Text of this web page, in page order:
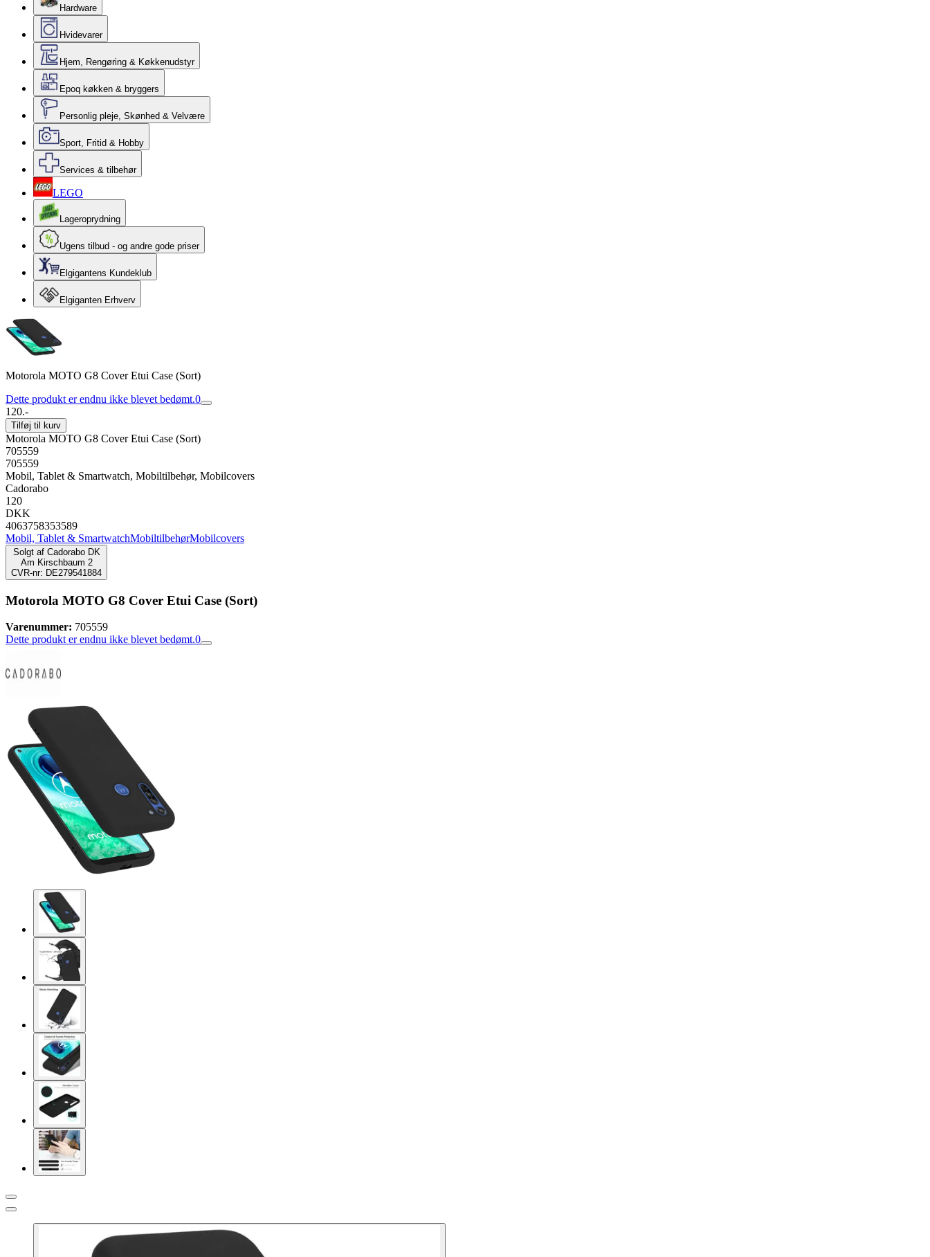
Hardware
Hvidevarer
Hjem, Rengøring & Køkkenudstyr
Epoq køkken & bryggers
Personlig pleje, Skønhed & Velvære
Sport, Fritid & Hobby
Services & tilbehør
LEGO
Lageroprydning
Ugens tilbud - og andre gode priser
Elgigantens Kundeklub
Elgiganten Erhverv
Motorola MOTO G8 Cover Etui Case (Sort)
Dette produkt er endnu ikke blevet bedømt.0
120.-
Tilføj til kurv
Motorola MOTO G8 Cover Etui Case (Sort)
705559
705559
Mobil, Tablet & Smartwatch, Mobiltilbehør, Mobilcovers
Cadorabo
120
DKK
4063758353589
Mobil, Tablet & SmartwatchMobiltilbehørMobilcovers
Solgt af Cadorabo DK
Am Kirschbaum 2
CVR-nr: DE279541884
Motorola MOTO G8 Cover Etui Case (Sort)
Varenummer: 705559
Dette produkt er endnu ikke blevet bedømt.0